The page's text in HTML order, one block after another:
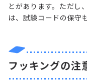
とがあります。ただし
は、試験コードの保守
フッキングの注